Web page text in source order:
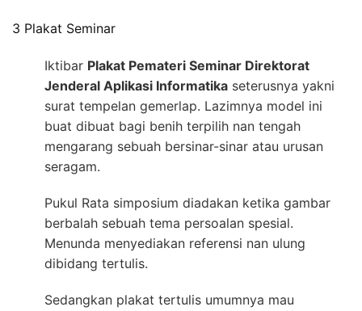
3 Plakat Seminar
Iktibar Plakat Pemateri Seminar Direktorat
Jenderal Aplikasi Informatika seterusnya yakni
surat tempelan gemerlap. Lazimnya model ini
buat dibuat bagi benih terpilih nan tengah
mengarang sebuah bersinar-sinar atau urusan
seragam.
Pukul Rata simposium diadakan ketika gambar
berbalah sebuah tema persoalan spesial.
Menunda menyediakan referensi nan ulung
dibidang tertulis.
Sedangkan plakat tertulis umumnya mau